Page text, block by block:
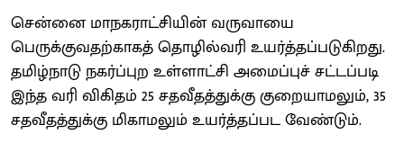
சென்னை மாநகராட்சியின் வருவாயை
பெருக்குவதற்காகத் தொழில்வரி உயர்த்தப்படுகிறது.
தமிழ்நாடு நகர்ப்புற உள்ளாட்சி அமைப்புச் சட்டப்படி
இந்த வரி விகிதம் 25 சதவீதத்துக்கு குறையாமலும், 35
சதவீதத்துக்கு மிகாமலும் உயர்த்தப்பட வேண்டும்.